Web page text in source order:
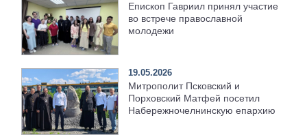
Епископ Гавриил принял участие
во встрече православной
молодежи
19.05.2026
Митрополит Псковский и
Порховский Матфей посетил
Набережночелнинскую епархию